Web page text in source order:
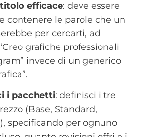
efficace: deve essere
contenere le parole che un
per cercarti, ad
grafiche professionali
invece di un generico
i pacchetti: definisci i tre
(Base, Standard,
specificando per ognuno